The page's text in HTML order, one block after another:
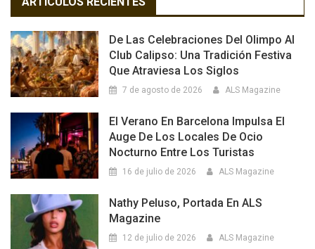
De Las Celebraciones Del Olimpo Al
Club Calipso: Una Tradición Festiva
Que Atraviesa Los Siglos
7 de agosto de 2026 ALS Magazine
El Verano En Barcelona Impulsa El
Auge De Los Locales De Ocio
Nocturno Entre Los Turistas
16 de julio de 2026 ALS Magazine
Nathy Peluso, Portada En ALS
Magazine
12 de julio de 2026 ALS Magazine